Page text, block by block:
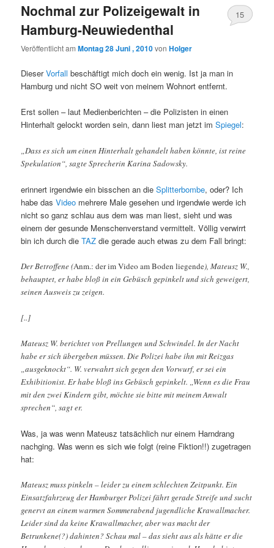
Nochmal zur Polizeigewalt in
Hamburg-Neuwiedenthal
Veröffentlicht amMontag 28 Juni , 2010vonHolger
15
DieserVorfall beschäftigt mich doch ein wenig. Ist ja man in
Hamburg und nicht SO weit von meinem Wohnort entfernt.
Erst sollen – laut Medienberichten – die Polizisten in einen
Hinterhalt gelockt worden sein, dann liest man jetzt imSpiegel:
„Dass es sich um einen Hinterhalt gehandelt haben könnte, ist reine
Spekulation“, sagte Sprecherin Karina Sadowsky.
erinnert irgendwie ein bisschen an dieSplitterbombe, oder? Ich
habe dasVideo mehrere Male gesehen und irgendwie werde ich
nicht so ganz schlau aus dem was man liest, sieht und was
einem der gesunde Menschenverstand vermittelt. Völlig verwirrt
bin ich durch dieTAZdie gerade auch etwas zu dem Fall bringt:
Der Betroffene (Anm.: der im Video am Boden liegende), Mateusz W.,
behauptet, er habe bloß in ein Gebüsch gepinkelt und sich geweigert,
seinen Ausweis zu zeigen.
[..]
Mateusz W. berichtet von Prellungen und Schwindel. In der Nacht
habe er sich übergeben müssen. Die Polizei habe ihn mit Reizgas
„ausgeknockt“. W. verwahrt sich gegen den Vorwurf, er sei ein
Exhibitionist. Er habe bloß ins Gebüsch gepinkelt. „Wenn es die Frau
mit den zwei Kindern gibt, möchte sie bitte mit meinem Anwalt
sprechen“, sagt er.
Was, ja was wenn Mateusz tatsächlich nur einem Harndrang
nachging. Was wenn es sich wie folgt (reine Fiktion!!) zugetragen
hat:
Mateusz muss pinkeln – leider zu einem schlechten Zeitpunkt. Ein
Einsatzfahrzeug der Hamburger Polizei fährt gerade Streife und sucht
genervt an einem warmen Sommerabend jugendliche Krawallmacher.
Leider sind da keine Krawallmacher, aber was macht der
Betrunkene(?) dahinten? Schau mal – das sieht aus als hätte er die